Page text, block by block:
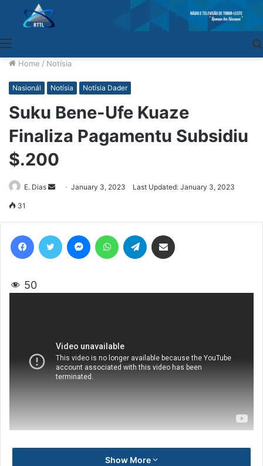
Home / Notísia
Nasionál Notísia Notísia Dader
Suku Bene-Ufe Kuaze
Finaliza Pagamentu Subsidiu
$.200
E. Dias
SendJanuary 3, 2023 Last Updated: January 3, 2023
31
50
Show More